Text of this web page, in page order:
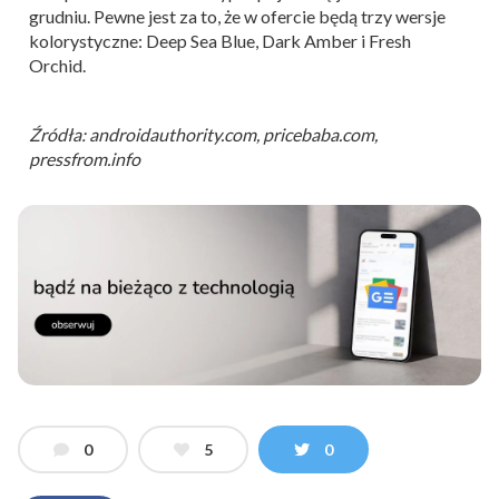
grudniu. Pewne jest za to, że w ofercie będą trzy wersje
kolorystyczne: Deep Sea Blue, Dark Amber i Fresh
Orchid.
Źródła: androidauthority.com, pricebaba.com,
pressfrom.info
0 5 0